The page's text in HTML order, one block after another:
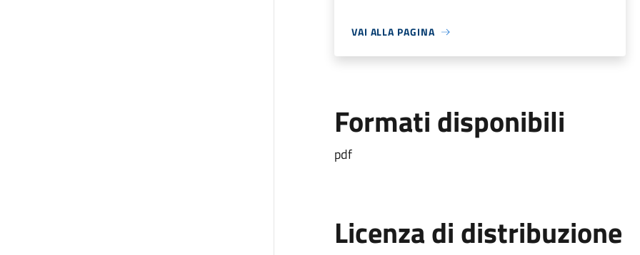
VAI ALLA PAGINA
Formati disponibili
pdf
Licenza di distribuzione